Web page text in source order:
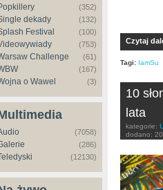
(352)
dekady (132)
Festival (100)
(753)
Challenge (61)
(167)
o Wawel (3)
(7058)
(286)
(12130)
Czytaj
Tagi: IamSu
10
lata
kategorie:
dodano: